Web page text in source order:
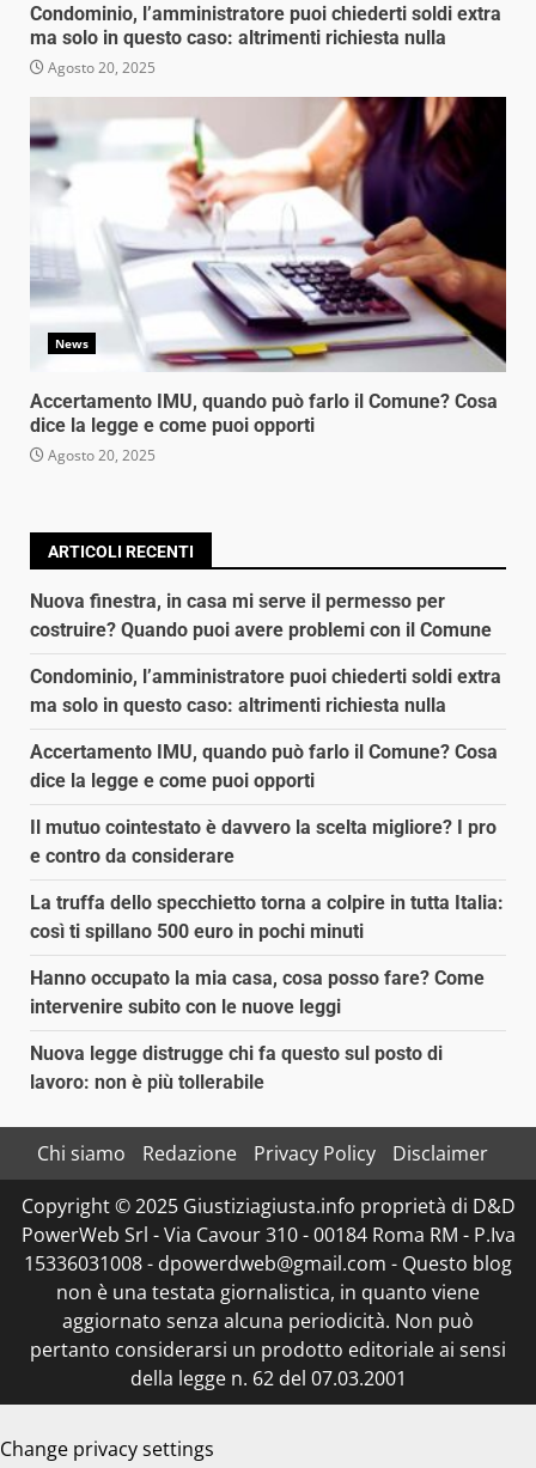
Condominio, l’amministratore puoi chiederti soldi extra
ma solo in questo caso: altrimenti richiesta nulla
Agosto 20, 2025
News
Accertamento IMU, quando può farlo il Comune? Cosa
dice la legge e come puoi opporti
Agosto 20, 2025
ARTICOLI RECENTI
Nuova finestra, in casa mi serve il permesso per
costruire? Quando puoi avere problemi con il Comune
Condominio, l’amministratore puoi chiederti soldi extra
ma solo in questo caso: altrimenti richiesta nulla
Accertamento IMU, quando può farlo il Comune? Cosa
dice la legge e come puoi opporti
Il mutuo cointestato è davvero la scelta migliore? I pro
e contro da considerare
La truffa dello specchietto torna a colpire in tutta Italia:
così ti spillano 500 euro in pochi minuti
Hanno occupato la mia casa, cosa posso fare? Come
intervenire subito con le nuove leggi
Nuova legge distrugge chi fa questo sul posto di
lavoro: non è più tollerabile
Chi siamo Redazione Privacy Policy
Disclaimer
Copyright © 2025 Giustiziagiusta.info proprietà di D&D
PowerWeb Srl - Via Cavour 310 - 00184 Roma RM - P.Iva
15336031008 - dpowerdweb@gmail.com - Questo blog
non è una testata giornalistica, in quanto viene
aggiornato senza alcuna periodicità. Non può
pertanto considerarsi un prodotto editoriale ai sensi
della legge n. 62 del 07.03.2001
Change privacy settings